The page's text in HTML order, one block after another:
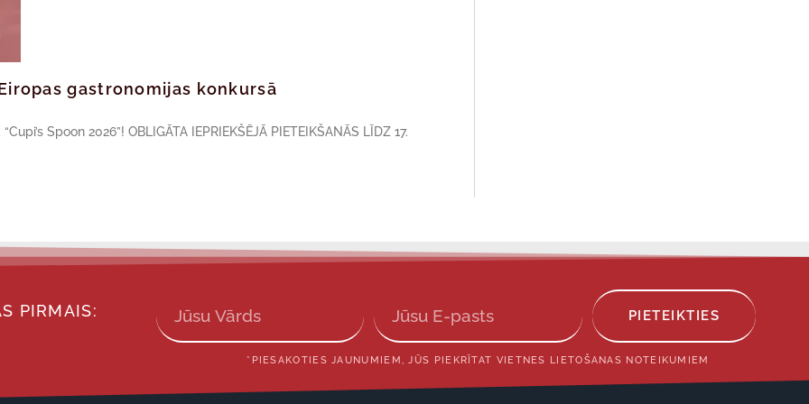
gastronomijas konkursā
Spoon 2026”! OBLIGĀTA IEPRIEKŠĒJĀ PIETEIKŠANĀS LĪDZ 17.
PIRMAIS: PIETEIKTIES
*PIESAKOTIES JAUNUMIEM, JŪS PIEKRĪTAT VIETNES LIETOŠANAS NOTEIKUMIEM